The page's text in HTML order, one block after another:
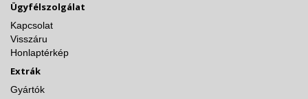
Ügyfélszolgálat
Kapcsolat
Visszáru
Honlaptérkép
Extrák
Gyártók